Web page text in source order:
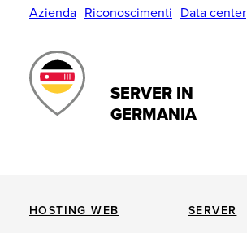
Azienda Riconoscimenti Data center
SERVER IN
GERMANIA
HOSTING WEB SERVER